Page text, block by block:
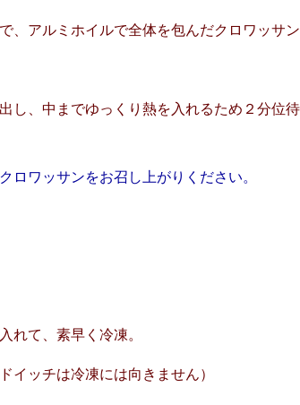
、アルミホイルで全体を包んだクロワッサ
し、中までゆっくり熱を入れるため２分位
ロワッサンをお召し上がりください。
れて、素早く冷凍。
ッチは冷凍には向きません）